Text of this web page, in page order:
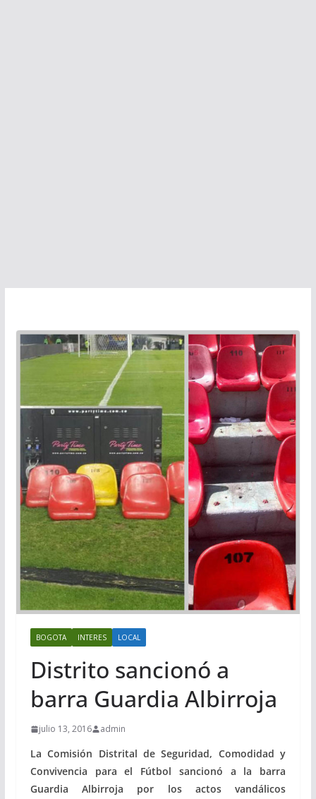
BOGOTA INTERES LOCAL
Distrito sancionó a
barra Guardia Albirroja
julio 13, 2016 admin
La Comisión Distrital de Seguridad, Comodidad y
Convivencia para el Fútbol sancionó a la barra
Guardia Albirroja por losactos vandálicos